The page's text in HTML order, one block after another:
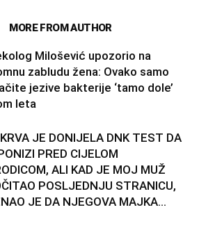
MORE FROM AUTHOR
Milošević upozorio na
zabludu žena: Ovako samo
jezive bakterije ‘tamo dole’
leta
JE DONIJELA DNK TEST DA
PRED CIJELOM
ALI KAD JE MOJ MUŽ
POSLJEDNJU STRANICU,
JE DA NJEGOVA MAJKA...